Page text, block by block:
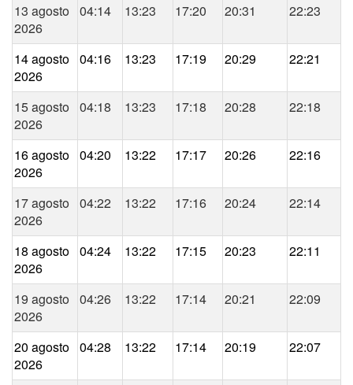
13 agosto
2026
04:14 13:23 17:20 20:31 22:23
14 agosto
2026
04:16 13:23 17:19 20:29 22:21
15 agosto
2026
04:18 13:23 17:18 20:28 22:18
16 agosto
2026
04:20 13:22 17:17 20:26 22:16
17 agosto
2026
04:22 13:22 17:16 20:24 22:14
18 agosto
2026
04:24 13:22 17:15 20:23 22:11
19 agosto
2026
04:26 13:22 17:14 20:21 22:09
20 agosto
2026
04:28 13:22 17:14 20:19 22:07